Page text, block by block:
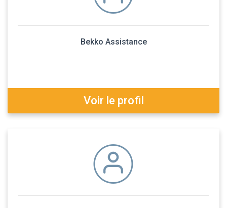
Bekko Assistance
Voir le profil